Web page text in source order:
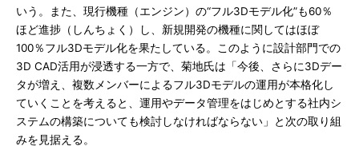
いう。また、現行機種（エンジン）の“フル3Dモデル化”も60％
ほど進捗（しんちょく）し、新規開発の機種に関してはほぼ
100％フル3Dモデル化を果たしている。このように設計部門での
3D CAD活用が浸透する一方で、菊地氏は「今後、さらに3Dデー
タが増え、複数メンバーによるフル3Dモデルの運用が本格化し
ていくことを考えると、運用やデータ管理をはじめとする社内シ
ステムの構築についても検討しなければならない」と次の取り組
みを見据える。